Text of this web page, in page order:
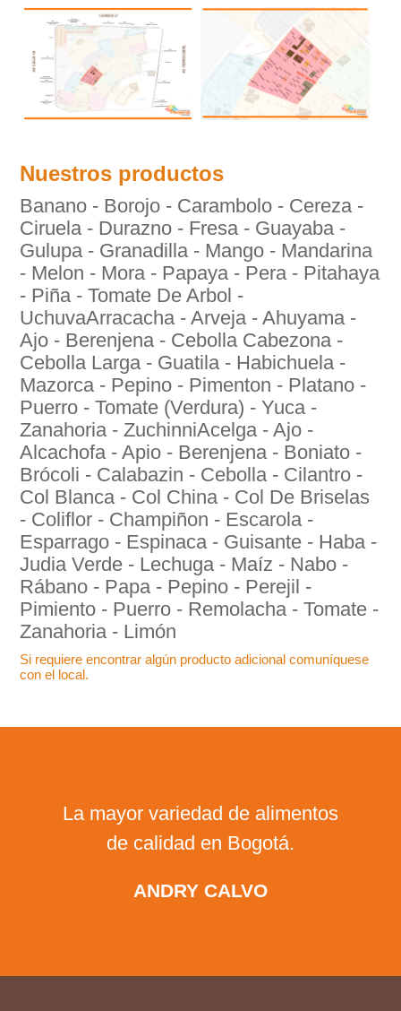
Nuestros productos
Banano - Borojo - Carambolo - Cereza -
Ciruela - Durazno - Fresa - Guayaba -
Gulupa - Granadilla - Mango - Mandarina
- Melon - Mora - Papaya - Pera - Pitahaya
- Piña - Tomate De Arbol -
UchuvaArracacha - Arveja - Ahuyama -
Ajo - Berenjena - Cebolla Cabezona -
Cebolla Larga - Guatila - Habichuela -
Mazorca - Pepino - Pimenton - Platano -
Puerro - Tomate (Verdura) - Yuca -
Zanahoria - ZuchinniAcelga - Ajo -
Alcachofa - Apio - Berenjena - Boniato -
Brócoli - Calabazin - Cebolla - Cilantro -
Col Blanca - Col China - Col De Briselas
- Coliflor - Champiñon - Escarola -
Esparrago - Espinaca - Guisante - Haba -
Judia Verde - Lechuga - Maíz - Nabo -
Rábano - Papa - Pepino - Perejil -
Pimiento - Puerro - Remolacha - Tomate -
Zanahoria - Limón
Si requiere encontrar algún producto adicional comuníquese
con el local.
La mayor variedad de alimentos
de calidad en Bogotá.
ANDRY CALVO